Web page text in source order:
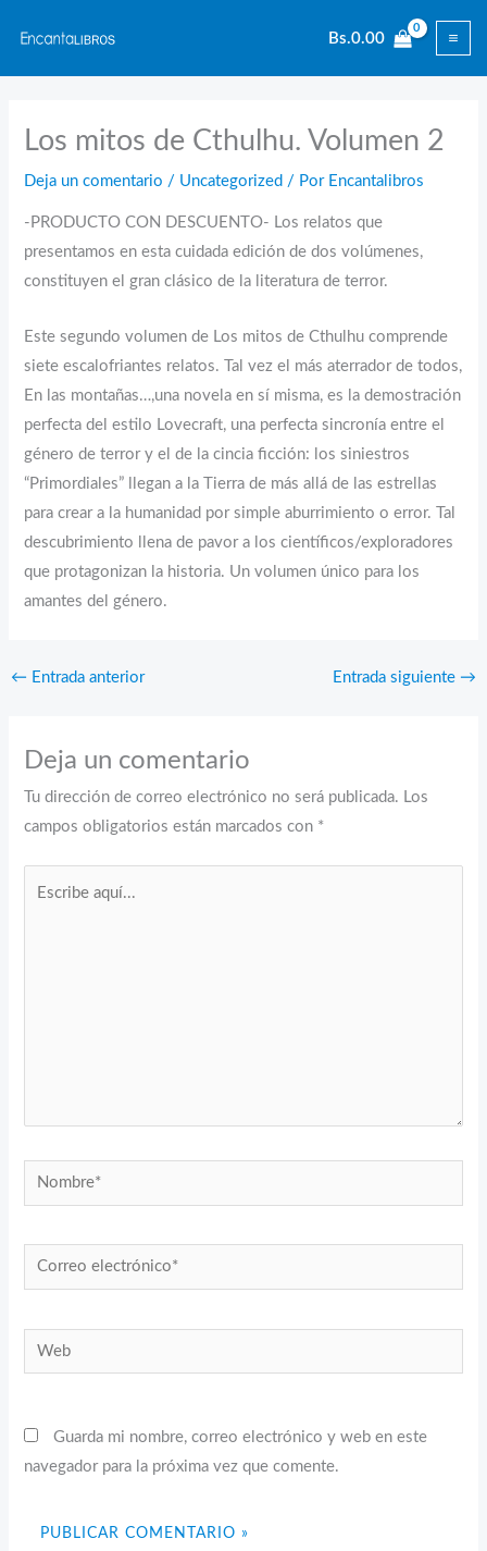
contenido
Bs.0.00
Los mitos de Cthulhu. Volumen 2
Deja un comentario / Uncategorized / Por Encantalibros
-PRODUCTO CON DESCUENTO- Los relatos que
presentamos en esta cuidada edición de dos volúmenes,
constituyen el gran clásico de la literatura de terror.
Este segundo volumen de Los mitos de Cthulhu comprende
siete escalofriantes relatos. Tal vez el más aterrador de todos,
En las montañas…,una novela en sí misma, es la demostración
perfecta del estilo Lovecraft, una perfecta sincronía entre el
género de terror y el de la cincia ficción: los siniestros
“Primordiales” llegan a la Tierra de más allá de las estrellas
para crear a la humanidad por simple aburrimiento o error. Tal
descubrimiento llena de pavor a los científicos/exploradores
que protagonizan la historia. Un volumen único para los
amantes del género.
← Entrada anterior Entrada siguiente →
Deja un comentario
Tu dirección de correo electrónico no será publicada. Los
campos obligatorios están marcados con *
Nombre*
Correo
electrónico*
Web
Guarda mi nombre, correo electrónico y web en este
navegador para la próxima vez que comente.